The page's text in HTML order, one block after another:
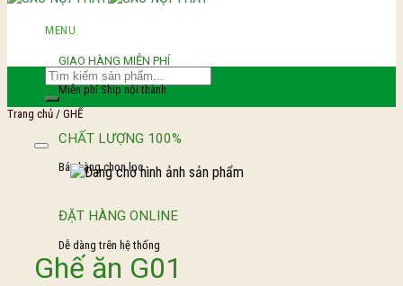
MENU
GIAO HÀNG MIỄN PHÍ
Miễn phí Ship nội thành
CHẤT LƯỢNG 100%
Bán hàng chọn lọc.
ĐẶT HÀNG ONLINE
Dễ dàng trên hệ thống
Trang chủ / GHẾ
Ghế ăn G01